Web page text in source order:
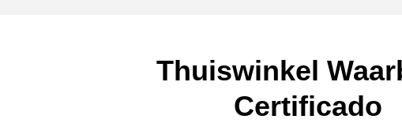
Thuiswinkel
Certificado